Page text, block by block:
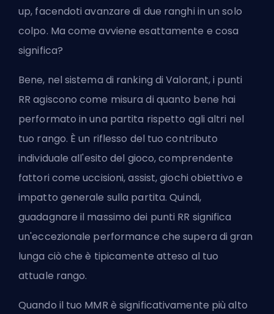
up, facendoti avanzare di due ranghi in un solo
colpo. Ma come avviene esattamente e cosa
significa?
Bene, nel sistema di ranking di Valorant, i punti
RR agiscono come misura di quanto bene hai
performato in una partita rispetto agli altri nel
tuo rango. È un riflesso del tuo contributo
individuale all'esito del gioco, comprendente
fattori come uccisioni, assist, giochi obiettivo e
impatto generale sulla partita. Quindi,
guadagnare il massimo dei punti RR significa
un'eccezionale performance che supera di gran
lunga ciò che è tipicamente atteso al tuo
attuale rango.
Quando il tuo MMR è significativamente più alto